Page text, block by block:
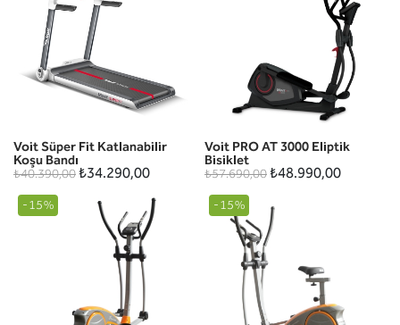
Voit Süper Fit Katlanabilir
Koşu Bandı
₺40.390,00₺34.290,00
Voit PRO AT 3000 Eliptik
Bisiklet
₺57.690,00₺48.990,00
-15% -15%